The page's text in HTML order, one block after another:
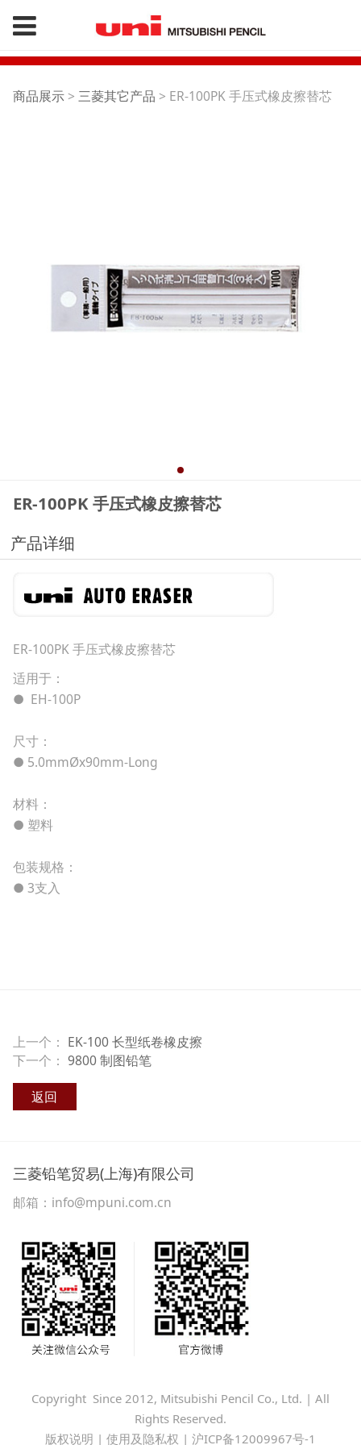
ER-100PK 手压式橡皮
商品展示> 三菱其它产品 > ER-100PK 手压式橡皮擦替芯
ER-100PK 手压式橡皮擦替芯
产品详细
ER-100PK 手压式橡皮擦替芯
适用于：
● EH-100P
尺寸：
● 5.0mmØx90mm-Long
材料：
● 塑料
包装规格：
● 3支入
上一个： EK-100 长型纸卷橡皮擦
下一个： 9800 制图铅笔
返回
三菱铅笔贸易(上海)有限公司
邮箱：info@mpuni.com.cn
Copyright Since 2012, Mitsubishi Pencil Co., Ltd. | All
Rights Reserved.
版权说明 | 使用及隐私权 | 沪ICP备12009967号-1